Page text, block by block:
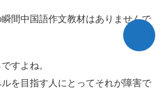
間中国語作文教材はありませんで
すよね。
を目指す人にとってそれが障害で